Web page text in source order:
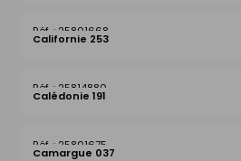
25801668
Californie 253
25814880
Calédonie 191
25801675
Camargue 037